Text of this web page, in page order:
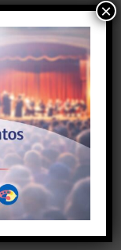
Artículo siguiente
por coronavirus
activos en la
pública de
ancianos
San Roque da
adjudicación del
euros
×